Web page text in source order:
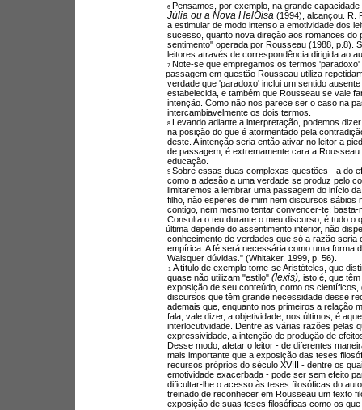
6 Pensamos, por exemplo, na grande
Júlia ou a Nova HelOisa (1994), alcançou. R.
a estimular de modo intenso a emotividade dos
sucesso, quanto nova direção aos romances do
sentimento" operada por Rousseau (1988, p.8).
leitores através de correspondência dirigida ao
7 Note-se que empregamos os termos
passagem em questão Rousseau utiliza
verdade que 'paradoxo' inclui um sentido
estabelecida, e também que Rousseau se vale
intenção. Como não nos parece ser o caso na
intercambiavelmente os dois termos.
8
Levando adiante a interpretação, podemos
na posição do que é atormentado pela
deste. A intenção seria então ativar no leitor a
de passagem, é extremamente cara a
educação.
9 Sobre essas duas complexas questões - a do
como a adesão a uma verdade se produz pelo
limitaremos a lembrar uma passagem do início
filho, não esperes de mim nem discursos
contigo, nem mesmo tentar convencer-te;
Consulta o teu durante o meu discurso, é tudo o
última depende do assentimento interior, não
conhecimento de verdades que só a razão
empírica. A fé será necessária como uma forma
Waisquer dúvidas." (Whitaker, 1999, p. 56).
1 A título de exemplo tome-se Aristóteles, que
quase não utilizam "estilo" (Iexis), isto é, que
exposição de seu conteúdo, como os
discursos que têm grande necessidade desse
ademais que, enquanto nos primeiros a relação
fala, vale dizer, a objetividade, nos últimos, é
interlocutividade. Dentre as várias razões pelas
expressividade, a intenção de produção de
Desse modo, afetar o leitor - de diferentes
mais importante que a exposição das teses
recursos próprios do século XVIII - dentre os
emotividade exacerbada - pode ser sem efeito
dificultar-lhe o acesso às teses filosóficas do
treinado de reconhecer em Rousseau um texto
exposição de suas teses filosóficas como os que